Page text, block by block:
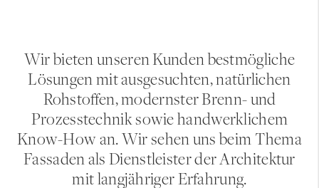
Wir bieten unseren Kunden bestmögliche
Lösungen mit ausgesuchten, natürlichen
Rohstoffen, modernster Brenn- und
Prozesstechnik sowie handwerklichem
Know-How an. Wir sehen uns beim Thema
Fassaden als Dienstleister der Architektur
mit langjähriger Erfahrung.